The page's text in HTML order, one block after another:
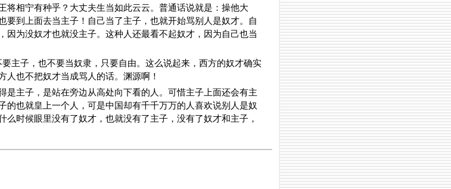
将相宁有种乎？大丈夫生当如此云云。普通话说就是：操他大
要到上面去当主子！自己当了主子，也就开始骂别人是奴才。自
因为没奴才也就没主子。这种人还最看不起奴才，因为自己也当
主子，也不要当奴隶，只要自由。这么说起来，西方的奴才确实
人也不把奴才当成骂人的话。渊源啊！
是主子，是站在旁边从高处向下看的人。可惜主子上面还会有主
的也就皇上一个人，可是中国却有千千万万的人喜欢说别人是奴
么时候眼里没有了奴才，也就没有了主子，没有了奴才和主子，